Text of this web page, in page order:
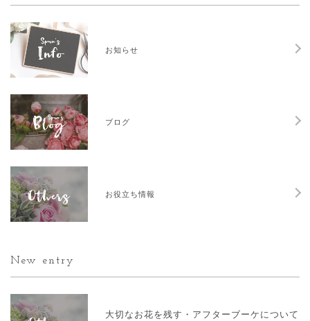
お知らせ
ブログ
お役立ち情報
New entry
大切なお花を残す・アフターブーケについて